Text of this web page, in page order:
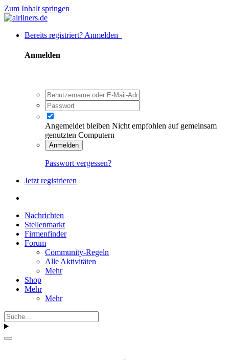
Zum Inhalt springen
Bereits registriert? Anmelden
Anmelden
Angemeldet bleiben Nicht empfohlen auf gemeinsam
genutzten Computern
Anmelden
Passwort vergessen?
Jetzt registrieren
Nachrichten
Stellenmarkt
Firmenfinder
Forum
Community-Regeln
Alle Aktivitäten
Mehr
Shop
Mehr
Mehr